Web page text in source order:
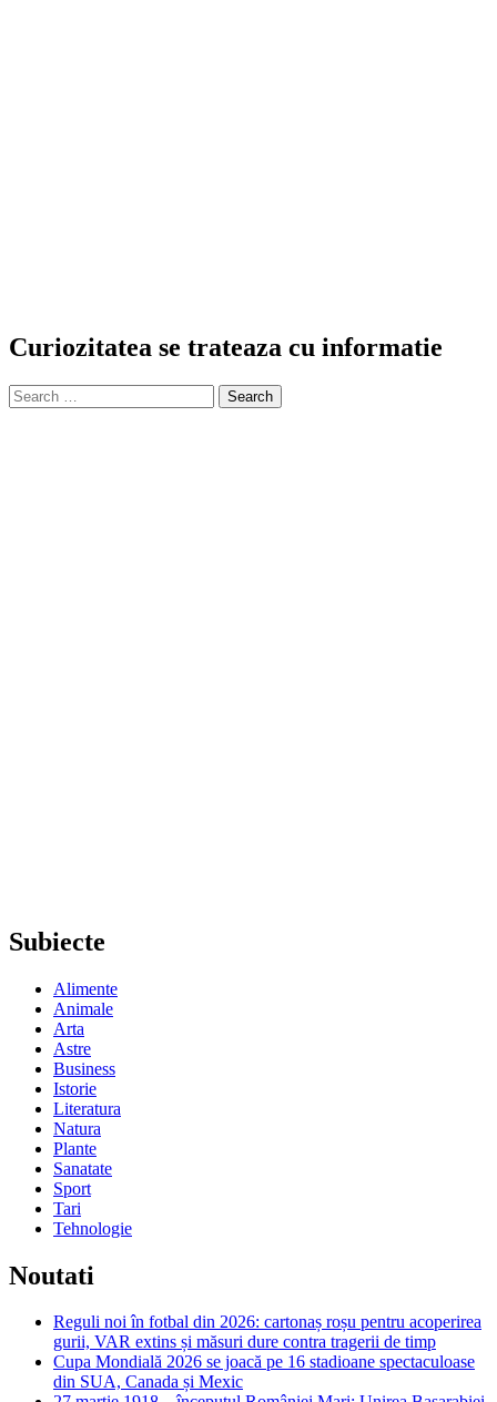
Curiozitatea se trateaza cu informatie
Search
for:
Subiecte
Alimente
Animale
Arta
Astre
Business
Istorie
Literatura
Natura
Plante
Sanatate
Sport
Tari
Tehnologie
Noutati
Reguli noi în fotbal din 2026: cartonaș roșu pentru acoperirea
gurii, VAR extins și măsuri dure contra tragerii de timp
Cupa Mondială 2026 se joacă pe 16 stadioane spectaculoase
din SUA, Canada și Mexic